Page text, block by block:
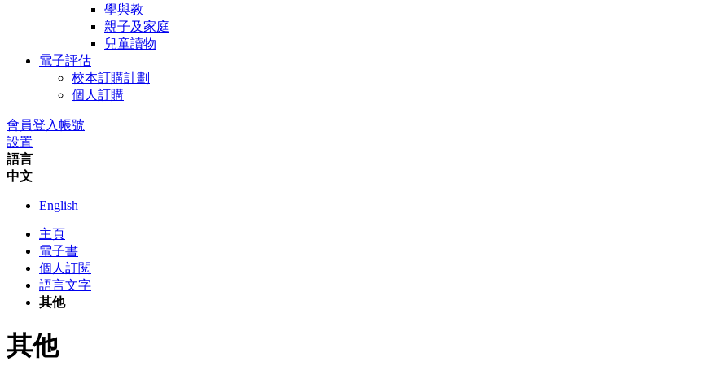
學與教
親子及家庭
兒童讀物
電子評估
校本訂購計劃
個人訂購
會員登入帳號
設置
語言
中文
English
主頁
電子書
個人訂閱
語言文字
其他
其他